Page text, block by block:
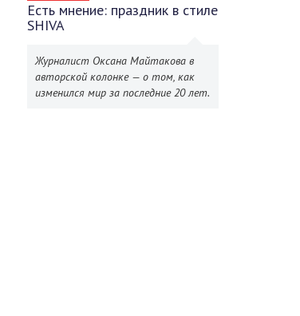
Есть мнение: праздник в стиле
SHIVA
Журналист Оксана Майтакова в
авторской колонке — о том, как
изменился мир за последние 20 лет.